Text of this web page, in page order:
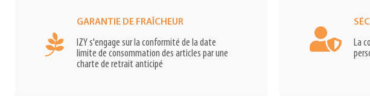
GARANTIE DE FRAÎCHEUR
IZY s'engage sur la conformité de la date
limite de consommation des articles par une
charte de retrait anticipé
La